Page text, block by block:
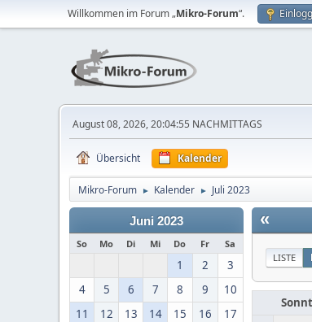
Willkommen im Forum „Mikro-Forum“.
August 08, 2026, 20:04:55 NACHMITTAGS
Übersicht Kalender
Mikro-Forum ► Kalender ► Juli 2023
Juni 2023
So Mo Di Mi Do Fr Sa
1 2
3
4
5 6 7 8 9
10
11
12 13 14 15 16
17
«
LISTE